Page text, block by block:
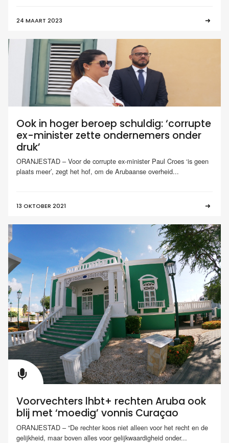
24 MAART 2023
Ook in hoger beroep schuldig: ‘corrupte
ex-minister zette ondernemers onder
druk’
ORANJESTAD – Voor de corrupte ex-minister Paul Croes ‘is geen
plaats meer’, zegt het hof, om de Arubaanse overheid...
13 OKTOBER 2021
Voorvechters lhbt+ rechten Aruba ook
blij met ‘moedig’ vonnis Curaçao
ORANJESTAD – “De rechter koos niet alleen voor het recht en de
gelijkheid, maar boven alles voor gelijkwaardigheid onder...